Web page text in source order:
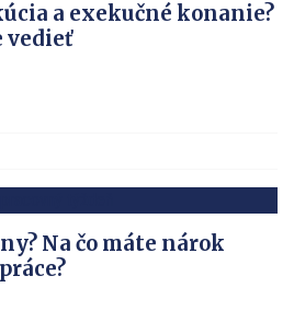
a exekučné konanie?
vedieť
Na čo máte nárok